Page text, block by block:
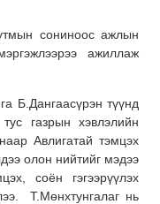
сониноос ажлын
ажиллаж
Б.Дангаасүрэн түүнд
газрын хэвлэлийн
Авлигатай тэмцэх
олон нийтийг мэдээ
соён гэгээрүүлэх
Т.Мөнхтунгалаг нь